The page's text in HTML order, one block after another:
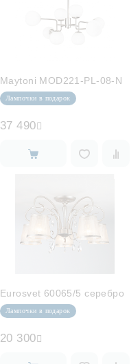
Maytoni MOD221-PL-08-N
Лампочки в подарок
37 490
Eurosvet 60065/5 серебро
Лампочки в подарок
20 300